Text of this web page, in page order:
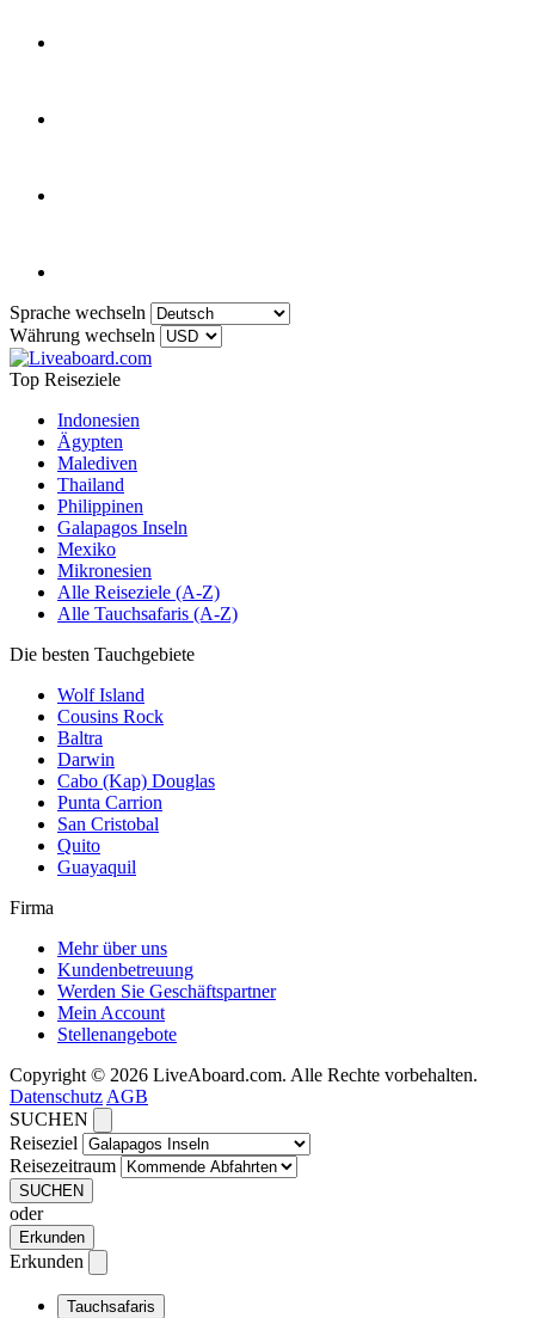
Sprache wechseln
Währung wechseln
Top Reiseziele
Indonesien
Ägypten
Malediven
Thailand
Philippinen
Galapagos Inseln
Mexiko
Mikronesien
Alle Reiseziele (A-Z)
Alle Tauchsafaris (A-Z)
Die besten Tauchgebiete
Wolf Island
Cousins Rock
Baltra
Darwin
Cabo (Kap) Douglas
Punta Carrion
San Cristobal
Quito
Guayaquil
Firma
Mehr über uns
Kundenbetreuung
Werden Sie Geschäftspartner
Mein Account
Stellenangebote
Copyright © 2026 LiveAboard.com. Alle Rechte vorbehalten.
Datenschutz AGB
SUCHEN
Reiseziel
Reisezeitraum
SUCHEN
oder
Erkunden
Erkunden
Tauchsafaris